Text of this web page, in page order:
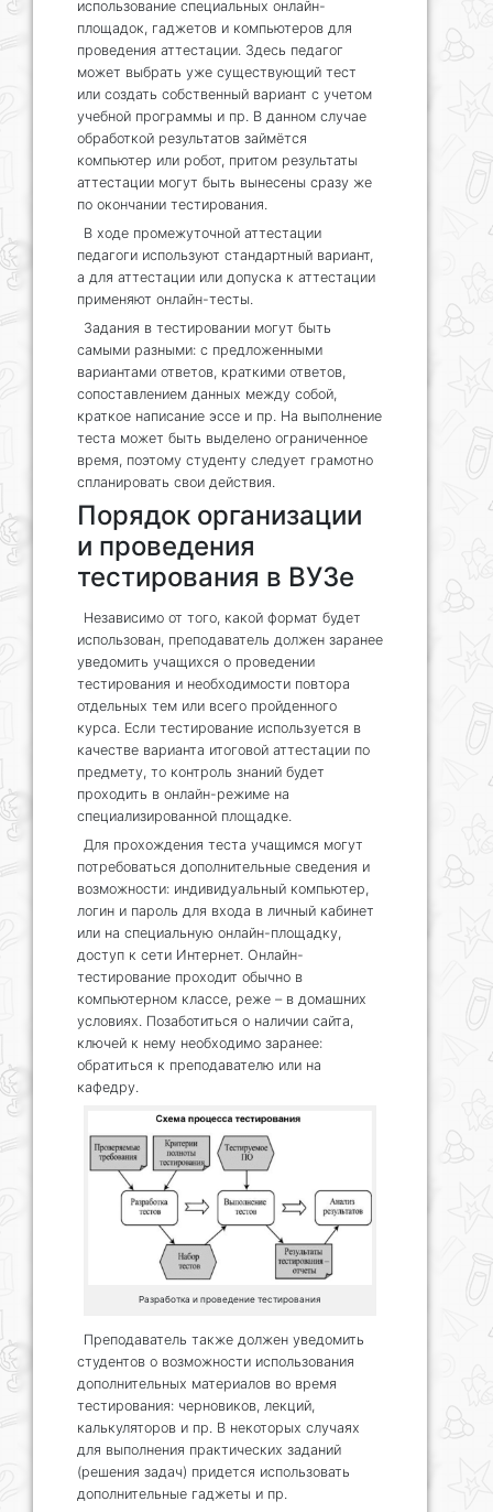
использование специальных онлайн-
площадок, гаджетов и компьютеров для
проведения аттестации. Здесь педагог
может выбрать уже существующий тест
или создать собственный вариант с учетом
учебной программы и пр. В данном случае
обработкой результатов займётся
компьютер или робот, притом результаты
аттестации могут быть вынесены сразу же
по окончании тестирования.
В ходе промежуточной аттестации
педагоги используют стандартный вариант,
а для аттестации или допуска к аттестации
применяют онлайн-тесты.
Задания в тестировании могут быть
самыми разными: с предложенными
вариантами ответов, краткими ответов,
сопоставлением данных между собой,
краткое написание эссе и пр. На выполнение
теста может быть выделено ограниченное
время, поэтому студенту следует грамотно
спланировать свои действия.
Порядок организации
и проведения
тестирования в ВУЗе
Независимо от того, какой формат будет
использован, преподаватель должен заранее
уведомить учащихся о проведении
тестирования и необходимости повтора
отдельных тем или всего пройденного
курса. Если тестирование используется в
качестве варианта итоговой аттестации по
предмету, то контроль знаний будет
проходить в онлайн-режиме на
специализированной площадке.
Для прохождения теста учащимся могут
потребоваться дополнительные сведения и
возможности: индивидуальный компьютер,
логин и пароль для входа в личный кабинет
или на специальную онлайн-площадку,
доступ к сети Интернет. Онлайн-
тестирование проходит обычно в
компьютерном классе, реже – в домашних
условиях. Позаботиться о наличии сайта,
ключей к нему необходимо заранее:
обратиться к преподавателю или на
кафедру.
Разработка и проведение тестирования
Преподаватель также должен уведомить
студентов о возможности использования
дополнительных материалов во время
тестирования: черновиков, лекций,
калькуляторов и пр. В некоторых случаях
для выполнения практических заданий
(решения задач) придется использовать
дополнительные гаджеты и пр.